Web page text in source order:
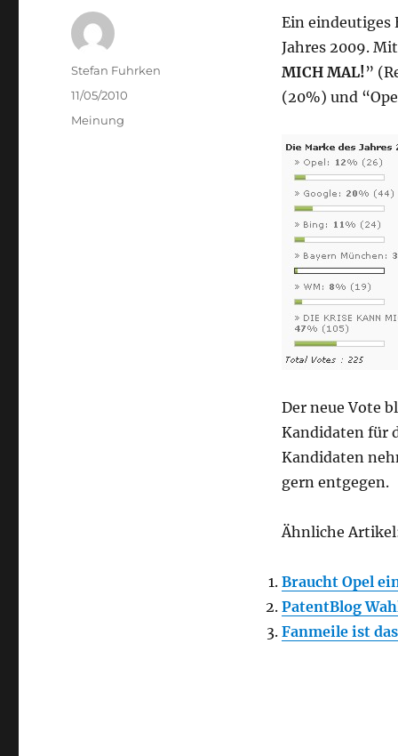
Ein eindeutiges
Jahres 2009.
MICH MAL!”
(20%) und
Der neue Vote
Kandidaten für
Kandidaten
gern entgegen.
Ähnliche
Braucht Opel
PatentBlog
Fanmeile ist
Author
Stefan Fuhrken
Posted
11/05/2010
Categories
Meinung